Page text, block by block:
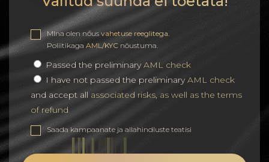
MIna olen nőus vahetuse reeglitega
Poliitikaga AML/KYC nõustuma.
Passed the preliminaryAML check
I have not passed the preliminaryAML check
and accept allassociated risks, as well as the terms
of refund
Saada kampaanate ja allahindluste teatisi